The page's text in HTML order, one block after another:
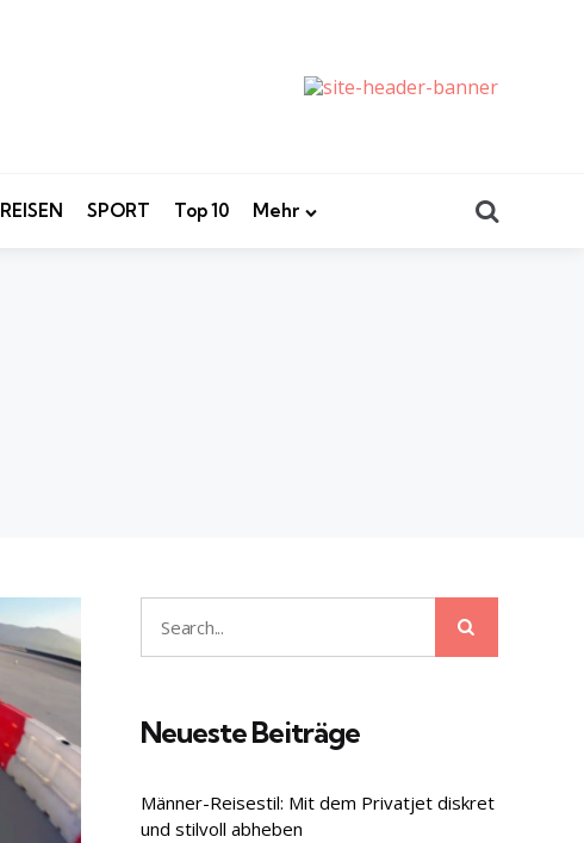
REISEN SPORT Top 10 Mehr
Search
for:
Neueste Beiträge
Männer-Reisestil: Mit dem Privatjet diskret
und stilvoll abheben